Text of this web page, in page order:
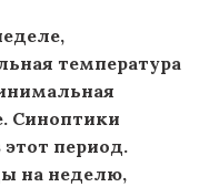
температура
Синоптики
период.
на неделю,